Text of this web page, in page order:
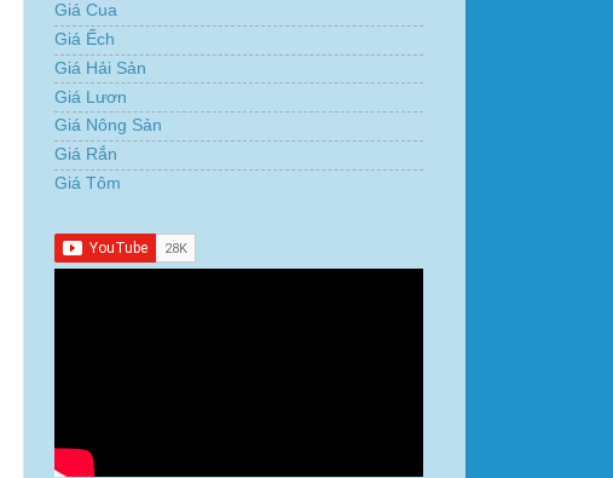
Giá Cua
Giá Ếch
Giá Hải Sản
Giá Lươn
Giá Nông Sản
Giá Rắn
Giá Tôm